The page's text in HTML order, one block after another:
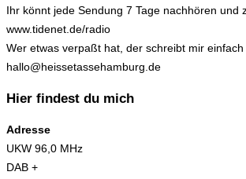
Ihr könnt jede Sendung 7 Tage nachhören und
www.tidenet.de/radio
Wer etwas verpaßt hat, der schreibt mir
hallo@heissetassehamburg.de
Hier findest du mich
Adresse
UKW 96,0 MHz
DAB +